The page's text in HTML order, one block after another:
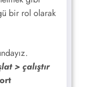
bir rol olarak
> çalıştır